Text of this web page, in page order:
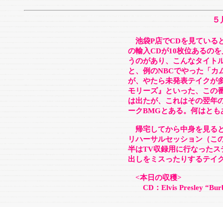
池袋P店でCDを見ている
の輸入CDが10枚位あるの
うのがあり、こんなタイト
と、例のNBCでやった「カ
が、やたら未発表テイクが
モリーズ』といった、この
は出たが、これはその翌年
ークBMGとある。何はとも
帰宅してから中身を見る
リハーサルセッション（こ
半はTV収録用に行なった
出しをミスったりするテイ
<本日の収穫>
CD：Elvis Presley